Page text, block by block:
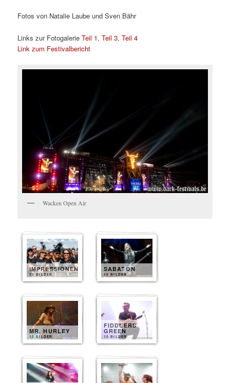
Fotos von Natalie Laube und Sven Bähr
Links zur FotogalerieTeil 1,Teil 3,Teil 4
Link zum Festivalbericht
Wacken Open Air
IMPRESSIONEN
30 BILDER
SABATON
15 BILDER
MR. HURLEY
10 BILDER
FIDDLERS
GREEN
10 BILDER